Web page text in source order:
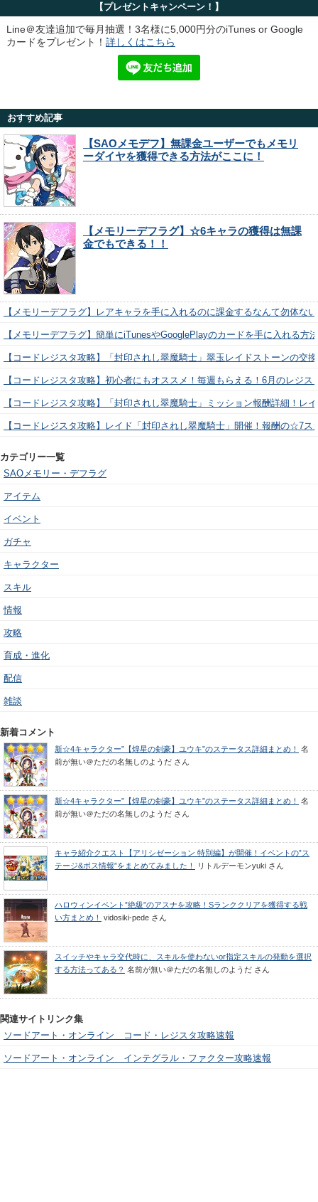
【プレゼントキャンペーン！】
Line＠友達追加で毎月抽選！3名様に5,000円分のiTunes or Google
カードをプレゼント！ 詳しくはこちら
おすすめ記事
【SAOメモデフ】無課金ユーザーでもメモリ
ーダイヤを獲得できる方法がここに！
【メモリーデフラグ】☆6キャラの獲得は無課
金でもできる！！
【メモリーデフラグ】レアキャラを手に入れるのに課金するなんて勿体な
【メモリーデフラグ】簡単にiTunesやGooglePlayのカードを手に入れる方
【コードレジスタ攻略】「封印されし翠魔騎士」翠玉レイドストーンの交
【コードレジスタ攻略】初心者にもオススメ！毎週もらえる！6月のレジ
【コードレジスタ攻略】「封印されし翠魔騎士」ミッション報酬詳細！レ
【コードレジスタ攻略】レイド「封印されし翠魔騎士」開催！報酬の☆7
カテゴリー一覧
SAOメモリー・デフラグ
アイテム
イベント
ガチャ
キャラクター
スキル
情報
攻略
育成・進化
配信
雑談
新着コメント
新☆4キャラクター”【煌星の剣豪】ユウキ”のステータス詳細まとめ！
名
前が無い＠ただの名無しのようだ さん
新☆4キャラクター”【煌星の剣豪】ユウキ”のステータス詳細まとめ！
名
前が無い＠ただの名無しのようだ さん
キャラ紹介クエスト【アリシゼーション 特別編】が開催！イベントの”ス
テージ&ボス情報”をまとめてみました！
リトルデーモンyuki さん
ハロウィンイベント”絶級”のアスナを攻略！Sランククリアを獲得する戦
い方まとめ！
vidosiki-pede さん
スイッチやキャラ交代時に、スキルを使わないor指定スキルの発動を選択
する方法ってある？ 名前が無い＠ただの名無しのようだ さん
関連サイトリンク集
ソードアート・オンライン コード・レジスタ攻略速報
ソードアート・オンライン インテグラル・ファクター攻略速報